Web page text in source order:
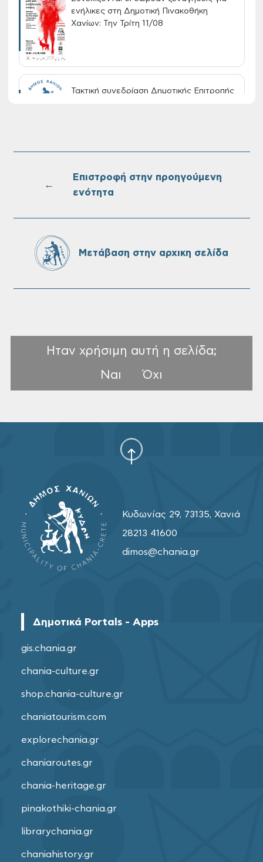
ενήλικες στη Δημοτική Πινακοθήκη
Χανίων: Την Τρίτη 11/08
Τακτική συνεδρίαση Δημοτικής Επιτροπής
Επαναλειτουργία του συστήματος
Ονουφρίου
Πίνακες Κατάταξης & Βαθμολογίας,
Δήμου Χανίων
←
Επιστροφή στην προηγούμενη
ενότητα
Μετάβαση στην αρχικη σελίδα
Ηταν χρήσιμη αυτή η σελίδα;
Ναι
Όχι
Κυδωνίας 29, 73135, Χανιά
28213 41600
dimos@chania.gr
Δημοτικά Portals - Apps
gis.chania.gr
chania-culture.gr
shop.chania-culture.gr
chaniatourism.com
explorechania.gr
chaniaroutes.gr
chania-heritage.gr
pinakothiki-chania.gr
librarychania.gr
chaniahistory.gr